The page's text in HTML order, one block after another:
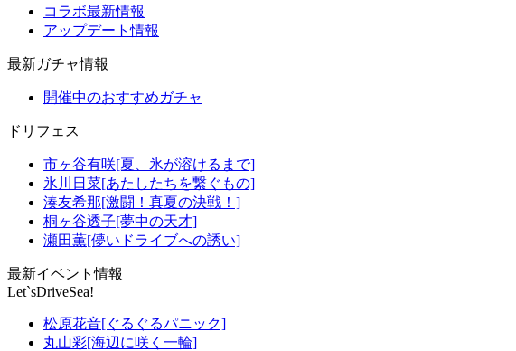
コラボ最新情報
アップデート情報
最新ガチャ情報
開催中のおすすめガチャ
ドリフェス
市ヶ谷有咲[夏、氷が溶けるまで]
氷川日菜[あたしたちを繋ぐもの]
湊友希那[激闘！真夏の決戦！]
桐ヶ谷透子[夢中の天才]
瀬田薫[儚いドライブへの誘い]
最新イベント情報
Let`sDriveSea!
松原花音[ぐるぐるパニック]
丸山彩[海辺に咲く一輪]